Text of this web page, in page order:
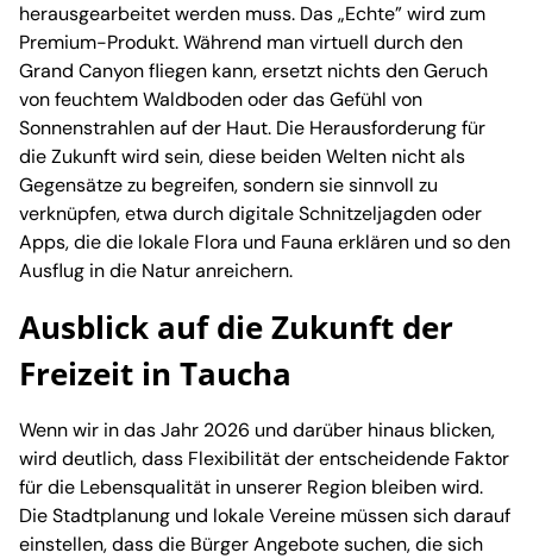
herausgearbeitet werden muss. Das „Echte” wird zum
Premium-Produkt. Während man virtuell durch den
Grand Canyon fliegen kann, ersetzt nichts den Geruch
von feuchtem Waldboden oder das Gefühl von
Sonnenstrahlen auf der Haut. Die Herausforderung für
die Zukunft wird sein, diese beiden Welten nicht als
Gegensätze zu begreifen, sondern sie sinnvoll zu
verknüpfen, etwa durch digitale Schnitzeljagden oder
Apps, die die lokale Flora und Fauna erklären und so den
Ausflug in die Natur anreichern.
Ausblick auf die Zukunft der
Freizeit in Taucha
Wenn wir in das Jahr 2026 und darüber hinaus blicken,
wird deutlich, dass Flexibilität der entscheidende Faktor
für die Lebensqualität in unserer Region bleiben wird.
Die Stadtplanung und lokale Vereine müssen sich darauf
einstellen, dass die Bürger Angebote suchen, die sich